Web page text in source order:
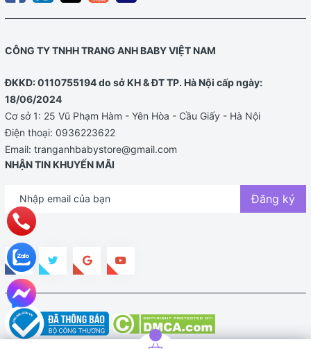
CÔNG TY TNHH TRANG ANH BABY VIỆT NAM
ĐKKD: 0110755194 do sở KH & ĐT TP. Hà Nội cấp ngày:
18/06/2024
Cơ sở 1: 25 Vũ Phạm Hàm - Yên Hòa - Cầu Giấy - Hà Nội
Điện thoại: 0936223622
Email: tranganhbabystore@gmail.com
NHẬN TIN KHUYẾN MÃI
Đăng ký